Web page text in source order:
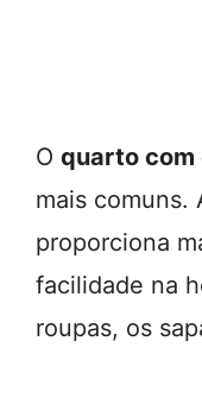
O quarto com
mais comuns.
proporciona
facilidade na
roupas, os